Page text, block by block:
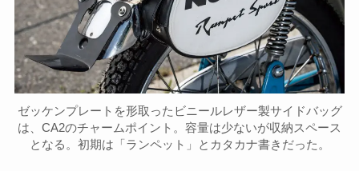
ゼッケンプレートを形取ったビニールレザー製サイドバッグ
は、CA2のチャームポイント。容量は少ないが収納スペース
となる。初期は「ランペット」とカタカナ書きだった。